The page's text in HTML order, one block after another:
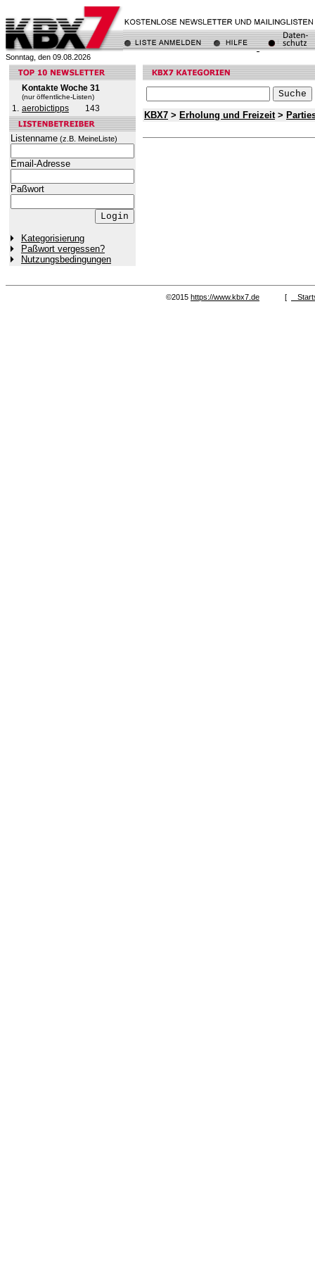
Sonntag, den 09.08.2026
Kontakte Woche 31
(nur öffentliche-Listen)
1. aerobictipps 143
Listenname (z.B. MeineListe)
Email-Adresse
Paßwort
Kategorisierung
Paßwort vergessen?
Nutzungsbedingungen
KBX7 > Erholung und Freizeit>
©2015 https://www.kbx7.de [